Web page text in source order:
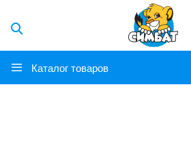
Каталог товаров